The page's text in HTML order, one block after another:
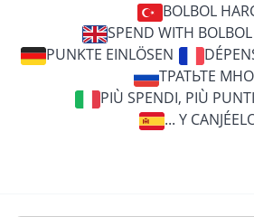
BOLBOL
SPEND WITH
PUNKTE EINLÖSEN
ТРАТЬТЕ
PIÙ SPENDI, PIÙ
... Y